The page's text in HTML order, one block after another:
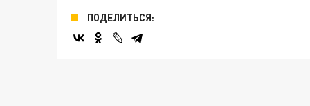
ПОДЕЛИТЬСЯ: